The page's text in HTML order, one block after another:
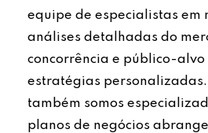
equipe de especialistas em
análises detalhadas do
concorrência e público-
estratégias personalizadas.
também somos
planos de negócios